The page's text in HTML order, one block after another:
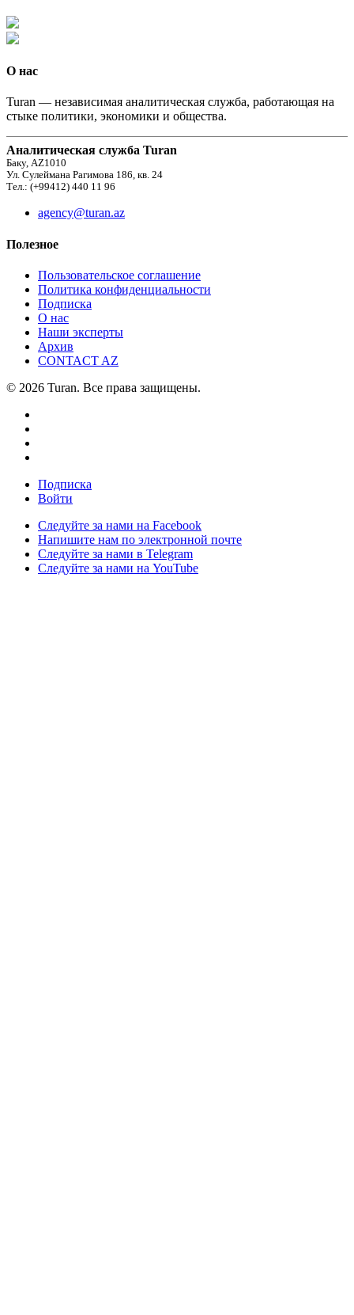
О нас
Turan — независимая аналитическая служба, работающая на
стыке политики, экономики и общества.
Аналитическая служба Turan
Баку, AZ1010
Ул. Сулеймана Рагимова 186, кв. 24
Тел.: (+99412) 440 11 96
agency@turan.az
Полезное
Пользовательское соглашение
Политика конфиденциальности
Подписка
О нас
Наши эксперты
Архив
CONTACT AZ
© 2026 Turan. Все права защищены.
Подписка
Войти
Следуйте за нами на Facebook
Напишите нам по электронной почте
Следуйте за нами в Telegram
Следуйте за нами на YouTube